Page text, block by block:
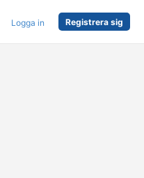
Logga in Registrera sig